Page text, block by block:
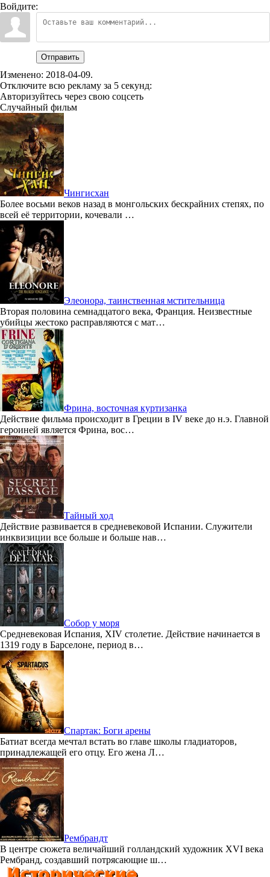
Войдите:
Отправить
Изменено: 2018-04-09.
Отключите всю рекламу за 5 секунд:
Авторизуйтесь через свою соцсеть
Случайный фильм
Чингисхан
Более восьми веков назад в монгольских бескрайних степях, по
всей её территории, кочевали …
Элеонора, таинственная мстительница
Вторая половина семнадцатого века, Франция. Неизвестные
убийцы жестоко расправляются с мат…
Фрина, восточная куртизанка
Действие фильма происходит в Греции в IV веке до н.э. Главной
героиней является Фрина, вос…
Тайный ход
Действие развивается в средневековой Испании. Служители
инквизиции все больше и больше нав…
Собор у моря
Средневековая Испания, XIV столетие. Действие начинается в
1319 году в Барселоне, период в…
Спартак: Боги арены
Батиат всегда мечтал встать во главе школы гладиаторов,
принадлежащей его отцу. Его жена Л…
Рембрандт
В центре сюжета величайший голландский художник XVI века
Рембранд, создавший потрясающие ш…